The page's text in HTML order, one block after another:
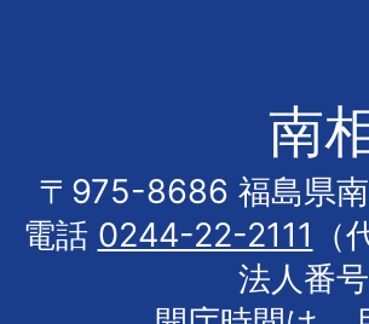
南
〒975-8686 福島県
電話 0244-22-2111
法人番